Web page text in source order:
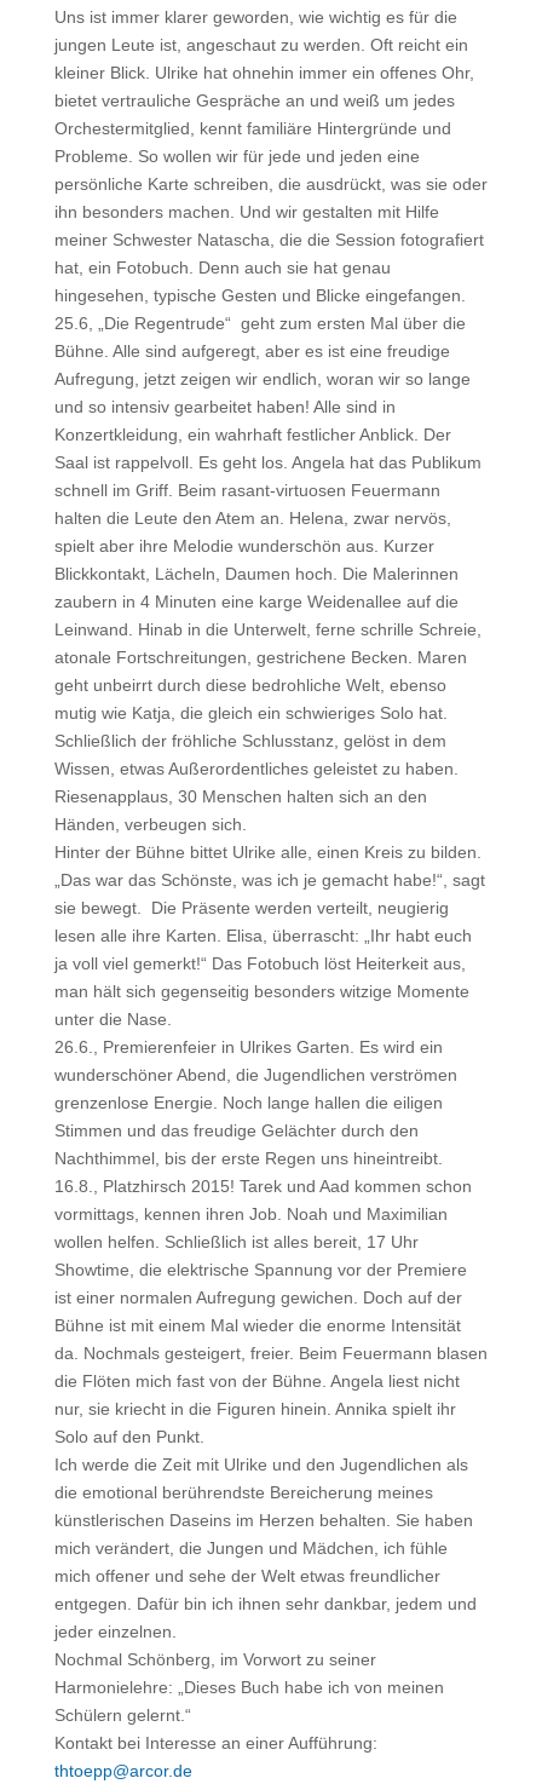
Uns ist immer klarer geworden, wie wichtig es für die
jungen Leute ist, angeschaut zu werden. Oft reicht ein
kleiner Blick. Ulrike hat ohnehin immer ein offenes Ohr,
bietet vertrauliche Gespräche an und weiß um jedes
Orchestermitglied, kennt familiäre Hintergründe und
Probleme. So wollen wir für jede und jeden eine
persönliche Karte schreiben, die ausdrückt, was sie oder
ihn besonders machen. Und wir gestalten mit Hilfe
meiner Schwester Natascha, die die Session fotografiert
hat, ein Fotobuch. Denn auch sie hat genau
hingesehen, typische Gesten und Blicke eingefangen.
25.6, „Die Regentrude“ geht zum ersten Mal über die
Bühne. Alle sind aufgeregt, aber es ist eine freudige
Aufregung, jetzt zeigen wir endlich, woran wir so lange
und so intensiv gearbeitet haben! Alle sind in
Konzertkleidung, ein wahrhaft festlicher Anblick. Der
Saal ist rappelvoll. Es geht los. Angela hat das Publikum
schnell im Griff. Beim rasant-virtuosen Feuermann
halten die Leute den Atem an. Helena, zwar nervös,
spielt aber ihre Melodie wunderschön aus. Kurzer
Blickkontakt, Lächeln, Daumen hoch. Die Malerinnen
zaubern in 4 Minuten eine karge Weidenallee auf die
Leinwand. Hinab in die Unterwelt, ferne schrille Schreie,
atonale Fortschreitungen, gestrichene Becken. Maren
geht unbeirrt durch diese bedrohliche Welt, ebenso
mutig wie Katja, die gleich ein schwieriges Solo hat.
Schließlich der fröhliche Schlusstanz, gelöst in dem
Wissen, etwas Außerordentliches geleistet zu haben.
Riesenapplaus, 30 Menschen halten sich an den
Händen, verbeugen sich.
Hinter der Bühne bittet Ulrike alle, einen Kreis zu bilden.
„Das war das Schönste, was ich je gemacht habe!“, sagt
sie bewegt. Die Präsente werden verteilt, neugierig
lesen alle ihre Karten. Elisa, überrascht: „Ihr habt euch
ja voll viel gemerkt!“ Das Fotobuch löst Heiterkeit aus,
man hält sich gegenseitig besonders witzige Momente
unter die Nase.
26.6., Premierenfeier in Ulrikes Garten. Es wird ein
wunderschöner Abend, die Jugendlichen verströmen
grenzenlose Energie. Noch lange hallen die eiligen
Stimmen und das freudige Gelächter durch den
Nachthimmel, bis der erste Regen uns hineintreibt.
16.8., Platzhirsch 2015! Tarek und Aad kommen schon
vormittags, kennen ihren Job. Noah und Maximilian
wollen helfen. Schließlich ist alles bereit, 17 Uhr
Showtime, die elektrische Spannung vor der Premiere
ist einer normalen Aufregung gewichen. Doch auf der
Bühne ist mit einem Mal wieder die enorme Intensität
da. Nochmals gesteigert, freier. Beim Feuermann blasen
die Flöten mich fast von der Bühne. Angela liest nicht
nur, sie kriecht in die Figuren hinein. Annika spielt ihr
Solo auf den Punkt.
Ich werde die Zeit mit Ulrike und den Jugendlichen als
die emotional berührendste Bereicherung meines
künstlerischen Daseins im Herzen behalten. Sie haben
mich verändert, die Jungen und Mädchen, ich fühle
mich offener und sehe der Welt etwas freundlicher
entgegen. Dafür bin ich ihnen sehr dankbar, jedem und
jeder einzelnen.
Nochmal Schönberg, im Vorwort zu seiner
Harmonielehre: „Dieses Buch habe ich von meinen
Schülern gelernt.“
Kontakt bei Interesse an einer Aufführung:
thtoepp@arcor.de